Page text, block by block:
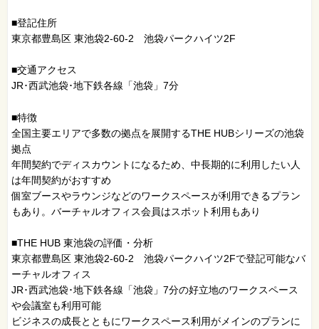
■登記住所
東京都豊島区 東池袋2-60-2 池袋パークハイツ2F
■交通アクセス
JR･西武池袋･地下鉄各線「池袋」7分
■特徴
全国主要エリアで多数の拠点を展開するTHE HUBシリーズの池袋
拠点
年間契約でディスカウントになるため、中長期的に利用したい人
は年間契約がおすすめ
個室ブースやラウンジなどのワークスペースが利用できるプラン
もあり。バーチャルオフィス会員はスポット利用もあり
■THE HUB 東池袋の評価・分析
東京都豊島区 東池袋2-60-2 池袋パークハイツ2Fで登記可能なバ
ーチャルオフィス
JR･西武池袋･地下鉄各線「池袋」7分の好立地のワークスペース
や会議室も利用可能
ビジネスの成長とともにワークスペース利用がメインのプランに